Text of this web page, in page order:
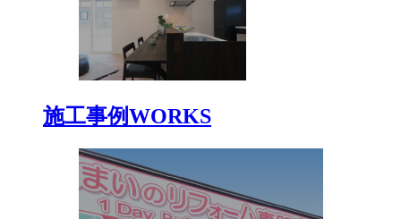
施工事例WORKS